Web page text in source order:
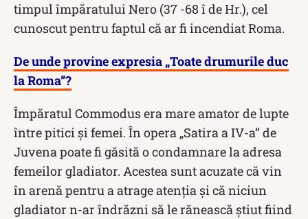
timpul împăratului Nero (37 -68 î de Hr.), cel
cunoscut pentru faptul că ar fi incendiat Roma.
De unde provine expresia „Toate drumurile duc
la Roma”?
Împăratul Commodus era mare amator de lupte
între pitici și femei. În opera „Satira a IV-a” de
Juvena poate fi găsită o condamnare la adresa
femeilor gladiator. Acestea sunt acuzate că vin
în arenă pentru a atrage atenția și că niciun
gladiator n-ar îndrăzni să le rănească știut fiind